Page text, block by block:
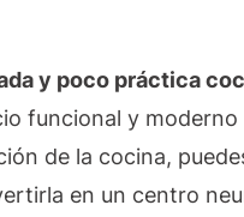
Barcelona
y
sorprende
a
tus
y poco práctica
funcional y
de la cocina,
en un centro